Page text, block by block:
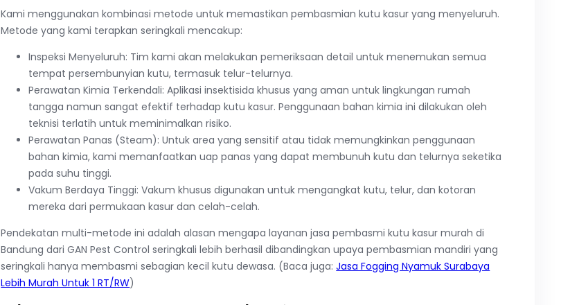
Kami menggunakan kombinasi metode untuk memastikan pembasmian kutu kasur yang menyeluruh.
Metode yang kami terapkan seringkali mencakup:
Inspeksi Menyeluruh: Tim kami akan melakukan pemeriksaan detail untuk menemukan semua
tempat persembunyian kutu, termasuk telur-telurnya.
Perawatan Kimia Terkendali: Aplikasi insektisida khusus yang aman untuk lingkungan rumah
tangga namun sangat efektif terhadap kutu kasur. Penggunaan bahan kimia ini dilakukan oleh
teknisi terlatih untuk meminimalkan risiko.
Perawatan Panas (Steam): Untuk area yang sensitif atau tidak memungkinkan penggunaan
bahan kimia, kami memanfaatkan uap panas yang dapat membunuh kutu dan telurnya seketika
pada suhu tinggi.
Vakum Berdaya Tinggi: Vakum khusus digunakan untuk mengangkat kutu, telur, dan kotoran
mereka dari permukaan kasur dan celah-celah.
Pendekatan multi-metode ini adalah alasan mengapa layanan jasa pembasmi kutu kasur murah di
Bandung dari GAN Pest Control seringkali lebih berhasil dibandingkan upaya pembasmian mandiri yang
seringkali hanya membasmi sebagian kecil kutu dewasa. (Baca juga:Jasa Fogging Nyamuk Surabaya
Lebih Murah Untuk 1 RT/RW)